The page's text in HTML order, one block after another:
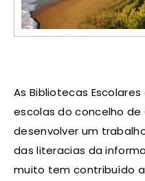
As Bibliotecas
escolas do concelho
desenvolver um
das literacias da
muito tem contribuído